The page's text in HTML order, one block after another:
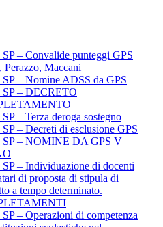
– Convalide punteggi GPS
Perazzo, Maccani
– Nomine ADSS da GPS
– DECRETO
– Terza deroga sostegno
– Decreti di esclusione GPS
– NOMINE DA GPS V
– Individuazione di docenti
di proposta di stipula di
a tempo determinato.
– Operazioni di competenza